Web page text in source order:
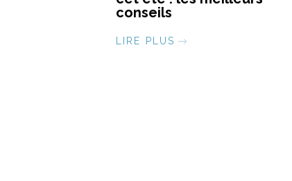
conseils
LIRE PLUS